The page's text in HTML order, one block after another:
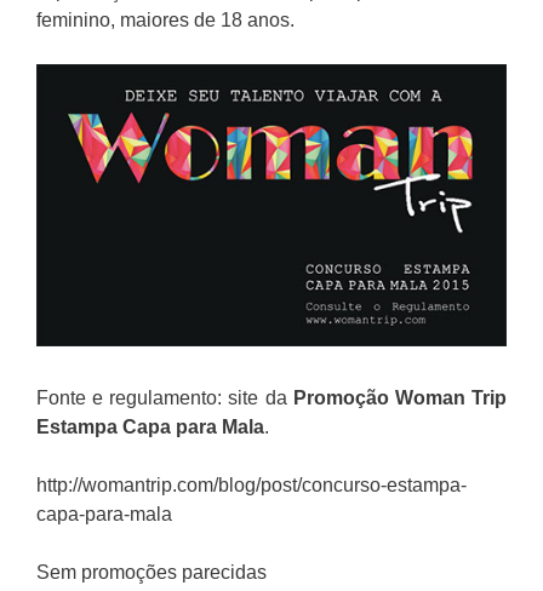
feminino, maiores de 18 anos.
Fonte e regulamento: site da Promoção Woman Trip
Estampa Capa para Mala.
http://womantrip.com/blog/post/concurso-estampa-
capa-para-mala
Sem promoções parecidas